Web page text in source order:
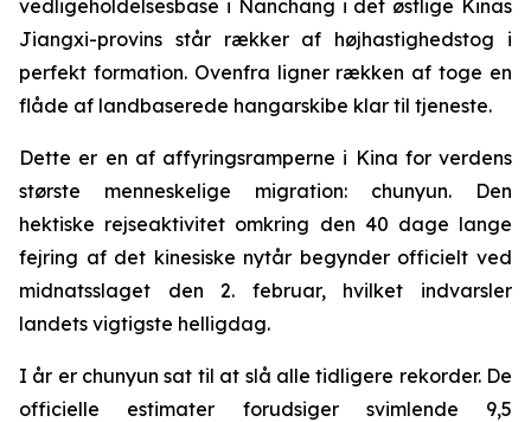
vedligeholdelsesbase i Nanchang i det østlige Kinas
Jiangxi-provins står rækker af højhastighedstog i
perfekt formation. Ovenfra ligner rækken af toge en
flåde af landbaserede hangarskibe klar til tjeneste.
Dette er en af affyringsramperne i Kina for verdens
største menneskelige migration: chunyun. Den
hektiske rejseaktivitet omkring den 40 dage lange
fejring af det kinesiske nytår begynder officielt ved
midnatsslaget den 2. februar, hvilket indvarsler
landets vigtigste helligdag.
I år er chunyun sat til at slå alle tidligere rekorder. De
officielle estimater forudsiger svimlende 9,5